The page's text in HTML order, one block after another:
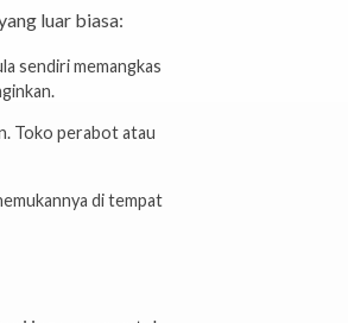
luar biasa:
sendiri memangkas
Toko perabot atau
di tempat